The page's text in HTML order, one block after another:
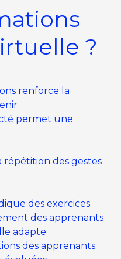
?
renforce la
permet une
répétition des gestes
des exercices
des apprenants
adapte
des apprenants